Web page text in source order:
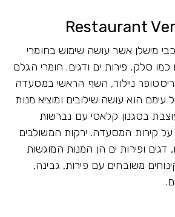
מישלן אשר עושה שימוש בחומרי
כמו סלק, פירות ים ודגים. חומרי הגלם
ניילור, השף הראשי במסעדה
עימם הוא עושה שילובים ומוציא מנות
בסגנון קלאסי עם נברשות
על קירות המסעדה. ירקות המשולבים
ופירות ים הן המנות המוגשות
משובחים עם פירות, גבינה,